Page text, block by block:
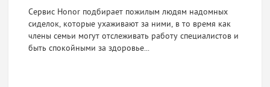
Сервис Honor подбирает пожилым людям надомных
сиделок, которые ухаживают за ними, в то время как
члены семьи могут отслеживать работу специалистов и
быть спокойными за здоровье...